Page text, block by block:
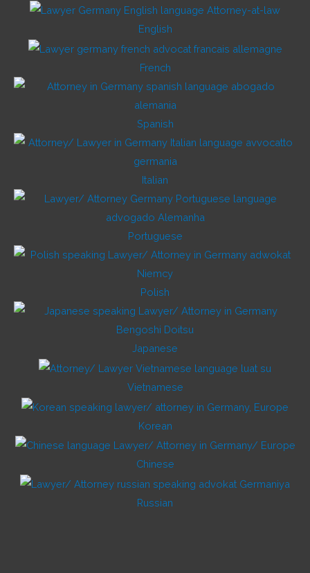
English
French
Spanish
Italian
Portuguese
Polish
Japanese
Vietnamese
Korean
Chinese
Russian